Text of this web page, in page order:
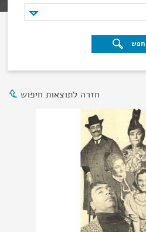
חפש
חזרה לתוצאות חיפוש